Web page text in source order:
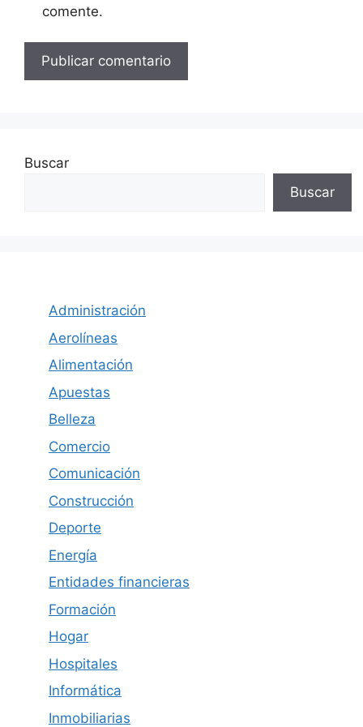
comente.
Buscar
Buscar
Administración
Aerolíneas
Alimentación
Apuestas
Belleza
Comercio
Comunicación
Construcción
Deporte
Energía
Entidades financieras
Formación
Hogar
Hospitales
Informática
Inmobiliarias